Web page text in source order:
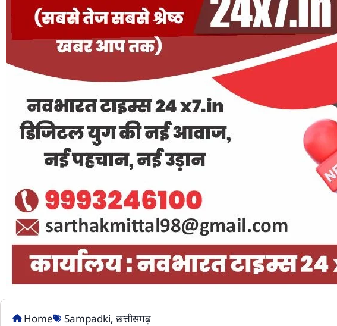
Home Sampadki, छत्तीसगढ़